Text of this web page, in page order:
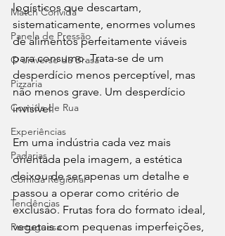
Match Convida
Panela de Pressão
O universo da Brasa
Pizzaria
Comida de Rua
Experiências
Padarias
Comida Regional
Tendências
Portuguesa
logísticos que descartam,
sistematicamente, enormes volumes
de alimentos perfeitamente viáveis
para consumo. Trata-se de um
desperdício menos perceptível, mas
não menos grave. Um desperdício
invisível.
Em uma indústria cada vez mais
orientada pela imagem, a estética
deixou de ser apenas um detalhe e
passou a operar como critério de
exclusão. Frutas fora do formato ideal,
vegetais com pequenas imperfeições,